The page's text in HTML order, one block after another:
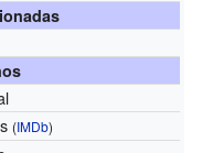
(IMDb)